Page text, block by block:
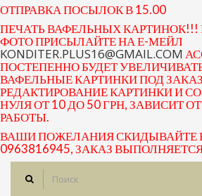
ОТПРАВКА ПОСЫЛОК В 15.00
ПЕЧАТЬ ВАФЕЛЬНЫХ
ФОТО ПРИСЫЛАЙТЕ НА Е-МЕЙЛ
KONDITER.PLUS16@GMAIL.COM
ПОСТЕПЕННО БУДЕТ
ВАФЕЛЬНЫЕ КАРТИНКИ ПОД
РЕДАКТИРОВАНИЕ КАРТИНКИ И
НУЛЯ ОТ 10 ДО 50 ГРН, ЗАВИСИТ
РАБОТЫ.
ВАШИ ПОЖЕЛАНИЯ СКИДЫВАЙТЕ
0963816945, ЗАКАЗ